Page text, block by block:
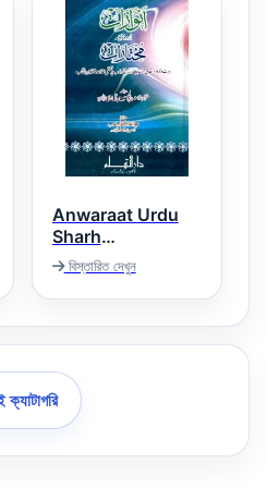
Anwaraat Urdu
Sharh
Mukhtaraat
انوارات اردو شرح
مختارات
বিস্তারিত দেখুন